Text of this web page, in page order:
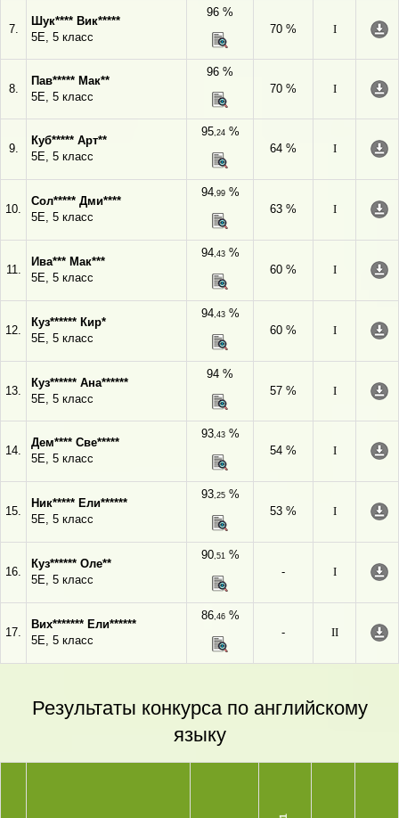
7.
Шук**** Вик*****
5Е, 5 класс
96 %
70 %
I
8.
Пав***** Мак**
5Е, 5 класс
96 %
70 %
I
9.
Куб***** Арт**
5Е, 5 класс
95,24%
64 %
I
10.
Сол***** Дми****
5Е, 5 класс
94,99%
63 %
I
11.
Ива*** Мак***
5Е, 5 класс
94,43%
60 %
I
12.
Куз****** Кир*
5Е, 5 класс
94,43%
60 %
I
13.
Куз****** Ана******
5Е, 5 класс
94 %
57 %
I
14.
Дем**** Све*****
5Е, 5 класс
93,43%
54 %
I
15.
Ник***** Ели******
5Е, 5 класс
93,25%
53 %
I
16.
Куз****** Оле**
5Е, 5 класс
90,51%
-
I
17.
Вих******* Ели******
5Е, 5 класс
86,46%
-
II
Результаты конкурса по английскому
языку
1